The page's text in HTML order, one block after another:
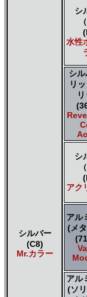
Testors of
The Scale
Xtracolor
ガイアノー
ガイアノー
タミヤ タミ
タミヤ タミ
タミヤ タミ
タミヤ タミ
タミヤ タミ
タミヤ タミ
タミヤ タミ
タミヤ タミ
ＧＳＩクレ
ＧＳＩクレ
ＧＳＩクレ
ＧＳＩクレ
ＧＳＩクレ
ＧＳＩクレ
ＧＳＩクレ
ＧＳＩクレ
ＧＳＩクレ
シルバー
(C8)
Mr.カラー
シ
水性
シ
リ
シ
アク
アル
(メ
アル
(ソ